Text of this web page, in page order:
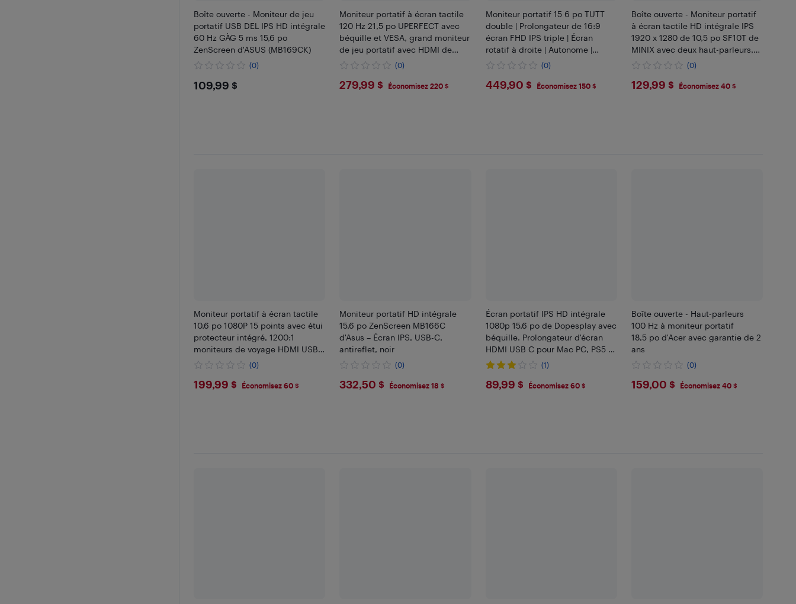
Boîte ouverte - Moniteur de jeu
portatif USB DEL IPS HD intégrale
60 Hz GÀG 5 ms 15,6 po
ZenScreen d'ASUS (MB169CK)
(0)
$109.99
109,99 $
Moniteur portatif à écran tactile
120 Hz 21,5 po UPERFECT avec
béquille et VESA, grand moniteur
de jeu portatif avec HDMI de
type C, écran externe pour
(0)
$279.99
279,99 $ Économisez 220 $
Moniteur portatif 15 6 po TUTT
double | Prolongateur de 16:9
écran FHD IPS triple | Écran
rotatif à droite | Autonome |
Câble convertisseur H5 |
(0)
$449.9
449,90 $ Économisez 150 $
Boîte ouverte - Moniteur portatif
à écran tactile HD intégrale IPS
1920 x 1280 de 10,5 po SF10T de
MINIX avec deux haut-parleurs,
USB-C, mini HDMI et étui
(0)
$129.99
129,99 $ Économisez 40 $
Moniteur portatif à écran tactile
10,6 po 1080P 15 points avec étui
protecteur intégré, 1200:1
moniteurs de voyage HDMI USB-
C pour portable, PC, Mac,
(0)
$199.99
199,99 $ Économisez 60 $
Moniteur portatif HD intégrale
15,6 po ZenScreen MB166C
d'Asus – Écran IPS, USB-C,
antireflet, noir
(0)
$332.5
332,50 $ Économisez 18 $
Écran portatif IPS HD intégrale
1080p 15,6 po de Dopesplay avec
béquille. Prolongateur d'écran
HDMI USB C pour Mac PC, PS5 et
Xbox Switch (DR1563) - Boîte
(1)
$89.99
89,99 $ Économisez 60 $
Boîte ouverte - Haut-parleurs
100 Hz à moniteur portatif
18,5 po d'Acer avec garantie de 2
ans
(0)
$159
159,00 $ Économisez 40 $